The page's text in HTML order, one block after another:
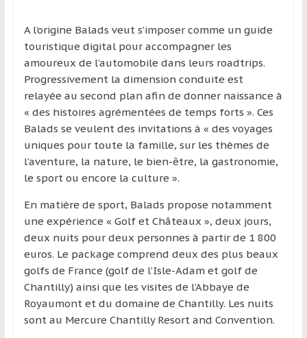
profitant
de
découverte
culturelle
pays
d’une
région
A l’origine Balads veut s’imposer comme un guide
touristique digital pour accompagner les
amoureux de l’automobile dans leurs roadtrips.
Progressivement la dimension conduite est
relayée au second plan afin de donner naissance à
« des histoires agrémentées de temps forts ». Ces
Balads se veulent des invitations à « des voyages
uniques pour toute la famille, sur les thèmes de
l’aventure, la nature, le bien-être, la gastronomie,
le sport ou encore la culture ».
En matière de sport, Balads propose notamment
une expérience « Golf et Châteaux », deux jours,
deux nuits pour deux personnes à partir de 1 800
euros. Le package comprend deux des plus beaux
golfs de France (golf de l’Isle-Adam et golf de
Chantilly) ainsi que les visites de l’Abbaye de
Royaumont et du domaine de Chantilly. Les nuits
sont au Mercure Chantilly Resort and Convention.